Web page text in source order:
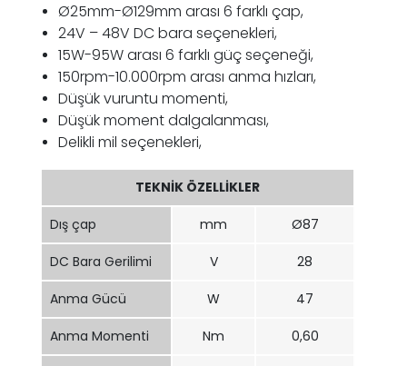
Ø25mm-Ø129mm arası 6 farklı çap,
24V – 48V DC bara seçenekleri,
15W-95W arası 6 farklı güç seçeneği,
150rpm-10.000rpm arası anma hızları,
Düşük vuruntu momenti,
Düşük moment dalgalanması,
Delikli mil seçenekleri,
TEKNİK ÖZELLİKLER
Dış çap mm Ø87
DC Bara Gerilimi V 28
Anma Gücü W 47
Anma Momenti Nm 0,60